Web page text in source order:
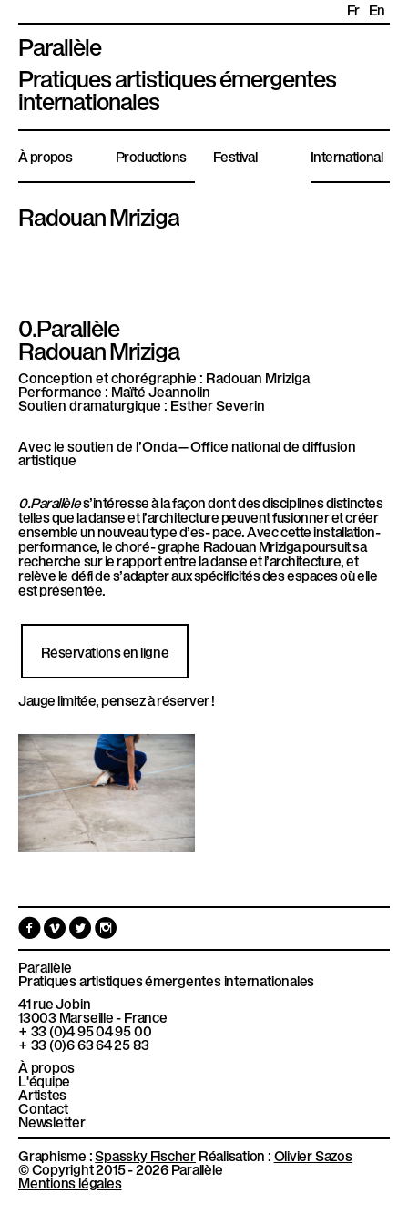
Parallèle
P
l
a
t
e
f
o
a
r
a
l
l
è
l
Pratiques artistiques émergentes
internationales
Fr En
À propos Productions Festival International
Radouan Mriziga
0.Parallèle
Radouan Mriziga
Conception et chorégraphie : Radouan Mriziga
Performance : Maïté Jeannolin
Soutien dramaturgique : Esther Severin
Avec le soutien de l’Onda—Office national de diffusion
artistique
0.Parallèles’intéresse à la façon dont des disciplines distinctes
telles que la danse et l’architecture peuvent fusionner et créer
ensemble un nouveau type d’es- pace. Avec cette installation-
performance, le choré- graphe Radouan Mriziga poursuit sa
recherche sur le rapport entre la danse et l’architecture, et
relève le défi de s’adapter aux spécificités des espaces où elle
est présentée.
Réservations en ligne
Jauge limitée, pensez à réserver !
F
a
c
e
b
o
k
V
i
m
e
o
T
w
i
t
s
a
g
a
m
Parallèle
Pratiques artistiques émergentes internationales
41 rue Jobin
13003 Marseille - France
+ 33 (0)4 95 04 95 00
+ 33 (0)6 63 64 25 83
À propos
L'équipe
Artistes
Contact
Newsletter
Graphisme :Spassky FischerRéalisation : Olivier Sazos
© Copyright 2015 - 2026 Parallèle
Mentions légales